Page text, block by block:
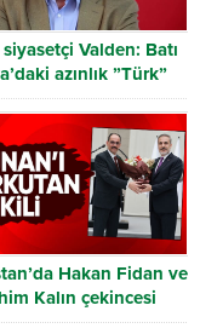
Valden: Batı
azınlık ”Türk”
tanınmalı
Hakan Fidan ve
Kalın çekincesi